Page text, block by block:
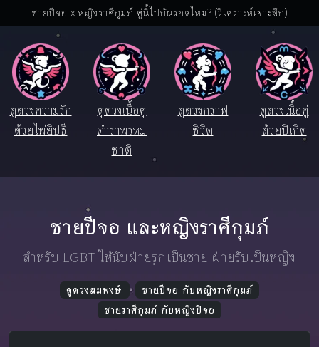
ชายปีจอ x หญิงราศีกุมภ์ คู่นี้ไปกันรอดไหม? (วิเคราะห์เจาะลึก)
ดูดวงความรัก
ด้วยไพ่ยิปซี
ดูดวงเนื้อคู่
ตำราพรหม
ชาติ
ดูดวงกราฟ
ชีวิต
ดูดวงเนื้อคู่
ด้วยปีเกิด
ชายปีจอ และหญิงราศีกุมภ์
สำหรับ LGBT ให้นับฝ่ายรุกเป็นชาย ฝ่ายรับเป็นหญิง
ดูดวงสมพงษ์
ชายปีจอ กับหญิงราศีกุมภ์
ชายราศีกุมภ์ กับหญิงปีจอ